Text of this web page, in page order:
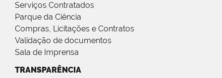
Serviços Contratados
Parque da Ciência
Compras, Licitações e Contratos
Validação de documentos
Sala de Imprensa
TRANSPARÊNCIA